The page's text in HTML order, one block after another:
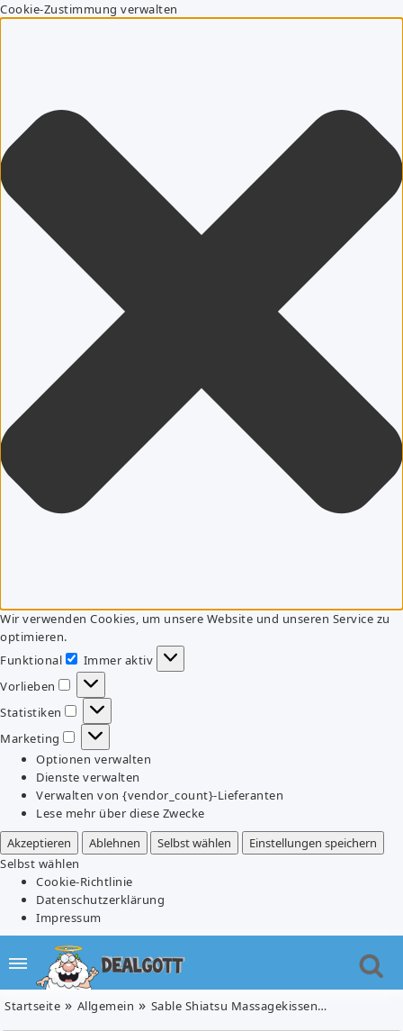
Cookie-Zustimmung verwalten
Wir verwenden Cookies, um unsere Website und unseren Service zu
optimieren.
Funktional
Funktional
Immer aktiv
Vorlieben
Vorlieben
Statistiken
Statistiken
Marketing
Marketing
Optionen verwalten
Dienste verwalten
Verwalten von {vendor_count}-Lieferanten
Lese mehr über diese Zwecke
Akzeptieren
Ablehnen Selbst wählen
Einstellungen speichern
Selbst wählen
Cookie-Richtlinie
Datenschutzerklärung
Impressum
Startseite Allgemein Sable Shiatsu Massagekissen (4 rotierenden Massageköpfe) für 24,99€